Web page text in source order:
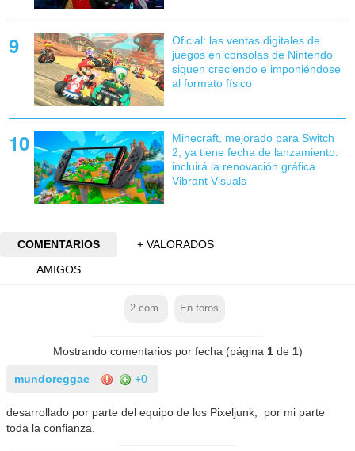
Oficial: las ventas digitales de
juegos en consolas de Nintendo
siguen creciendo e imponiéndose
al formato físico
Minecraft, mejorado para Switch
2, ya tiene fecha de lanzamiento:
incluirá la renovación gráfica
Vibrant Visuals
COMENTARIOS
+ VALORADOS
AMIGOS
2 com. En foros
Mostrando comentarios por fecha (página 1de 1)
mundoreggae +0
desarrollado por parte del equipo de los Pixeljunk, por mi parte
toda la confianza.